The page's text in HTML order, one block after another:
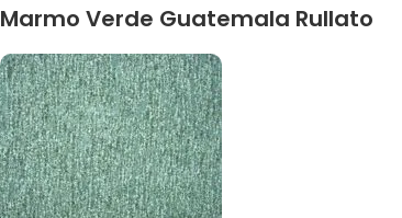
Marmo Verde Guatemala Rullato